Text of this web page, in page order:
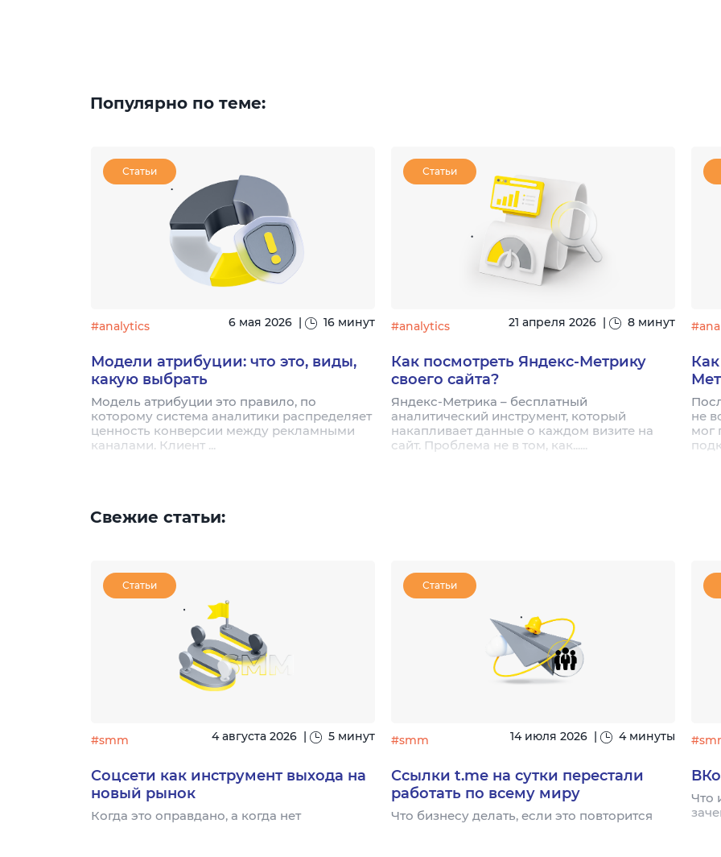
Популярно по теме:
Статьи
#analytics 6 мая 2026 | 16 минут
Модели атрибуции: что это, виды,
какую выбрать
Модель атрибуции это правило, по
которому система аналитики распределяет
ценность конверсии между рекламными
каналами. Клиент ...
Статьи
#analytics 21 апреля 2026 | 8 минут
Как посмотреть Яндекс-Метрику
своего сайта?
Яндекс-Метрика – бесплатный
аналитический инструмент, который
накапливает данные о каждом визите на
сайт. Проблема не в том, как......
не
мог
Свежие статьи:
Статьи
#smm 4 августа 2026 | 5 минут
Соцсети как инструмент выхода на
новый рынок
Когда это оправдано, а когда нет
Статьи
#smm 14 июля 2026 | 4 минуты
Ссылки t.me на сутки перестали
работать по всему миру
Что бизнесу делать, если это повторится
Что